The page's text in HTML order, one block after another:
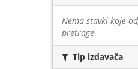
Nema stavki koje
pretrage
Tip izdavača